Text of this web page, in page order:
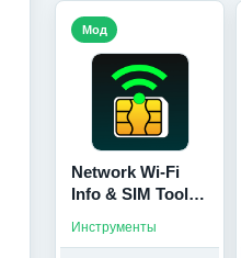
Network Wi-Fi
Info & SIM Tools
Инструменты
Мод